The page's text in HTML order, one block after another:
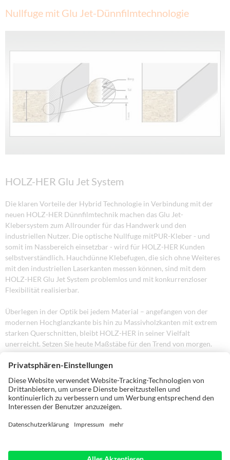
Nullfuge mit Glu Jet-Dünnfilmtechnologie
HOLZ-HER Glu Jet System
Die klaren Vorteile der Hybrid Technologie in Verbindung mit der
neuen HOLZ-HER Dünnfilmtechnik machen das Glu Jet-
Klebersystem zum Allrounder für das Handwerk und den
industriellen Nutzer. Die optische Nullfuge mitPUR-Kleber - und
somit im Nassbereich einsetzbar - wird für HOLZ-HER Kunden
selbstverständlich. Hauchdünne Klebefugen, die sich ohne Weiteres
mit den industriellen Laserkanten messen können, sind mit dem
HOLZ-HER Glu Jet System problemlos und mit konkurrenzloser
Flexibilität realisierbar.
Überlegen in der Optik bei jedem Material – angefangen von der
modernen Hochglanzkante bis hin zu Massivholzkanten mit extrem
starken Querschnitten, bleibt HOLZ-HER in seiner Vielfalt
unerreicht. Setzen Sie heute Maßstäbe für den Trend von morgen.
PUR-Kleber als Standard für den professionellen
Schreiner
Industrietechnologie für das Handwerk – mit dem HOLZ-HER Glu Jet
System können Sie PUR-Kleber immer serienmäßig verarbeiten; so
einfach wie EVA-Kleber. Starke Argumente für Sie und Ihre Kunden:
Kein teurer Stickstoffbehälter